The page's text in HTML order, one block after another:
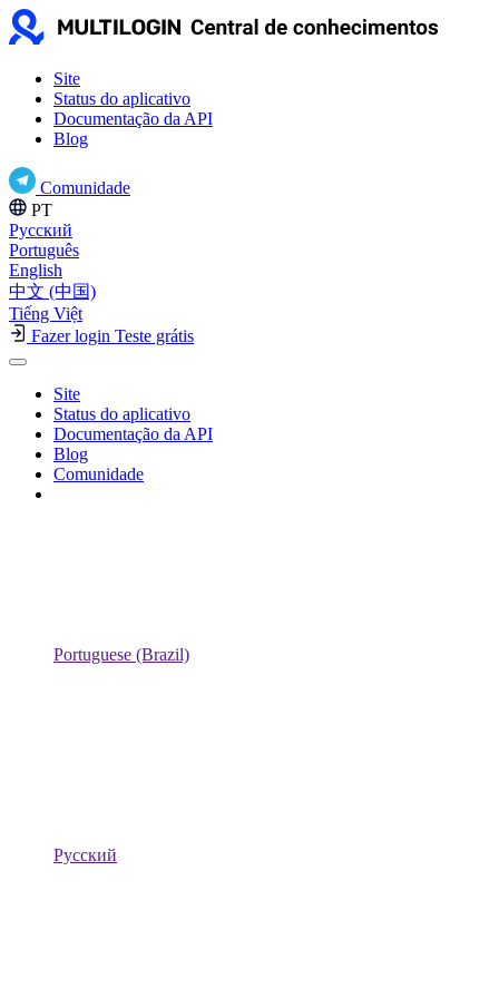
Site
Status do aplicativo
Documentação da API
Blog
Comunidade
PT
Русский
Português
English
中文 (中国)
Tiếng Việt
Fazer login Teste grátis
Site
Status do aplicativo
Documentação da API
Blog
Comunidade
Portuguese (Brazil)
Русский